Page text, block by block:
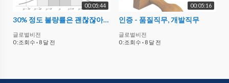
00:05:44
30% 정도 불량률은 괜찮잖아? 품질직무 하는 일
글로벌비전
0 :조회수 · 8 달 전
00:05:16
인증 - 품질직무, 개발직무
글로벌비전
0 :조회수 · 8 달 전